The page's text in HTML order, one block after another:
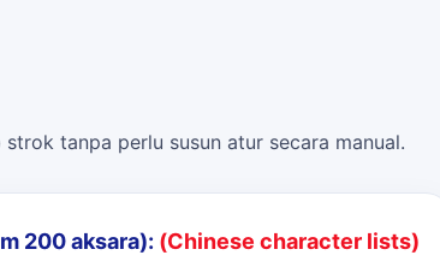
tanpa perlu susun atur secara manual.
200 aksara): (Chinese character lists)